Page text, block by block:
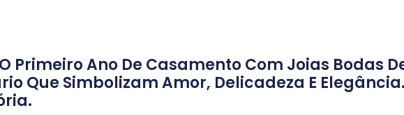
Primeiro Ano De Casamento Com Joias Bodas
Que Simbolizam Amor, Delicadeza E